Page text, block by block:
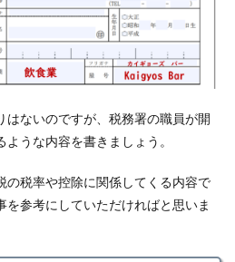
はないのですが、税務署の職員が開
うな内容を書きましょう。
の税率や控除に関係してくる内容で
を参考にしていただければと思いま